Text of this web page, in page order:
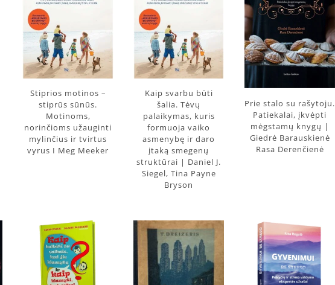
Stiprios motinos –
stiprūs sūnūs.
Motinoms,
norinčioms užauginti
mylinčius ir tvirtus
vyrus I Meg Meeker
Kaip svarbu būti
šalia. Tėvų
palaikymas, kuris
formuoja vaiko
asmenybę ir daro
įtaką smegenų
struktūrai | Daniel J.
Siegel, Tina Payne
Bryson
Prie stalo su rašytoju.
Patiekalai, įkvėpti
mėgstamų knygų |
Giedrė Barauskienė
Rasa Derenčienė